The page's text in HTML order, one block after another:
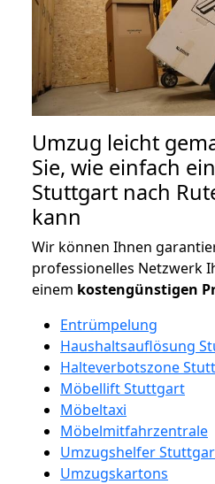
Umzug leicht
Sie, wie einfach
Stuttgart nach
kann
Wir können Ihnen
professionelles Netzwerk
einem kostengünstigen
Entrümpelung
Haushaltsauflösung
Halteverbotszone
Möbellift Stuttgart
Möbeltaxi
Möbelmitfahrzentrale
Umzugshelfer
Umzugskartons